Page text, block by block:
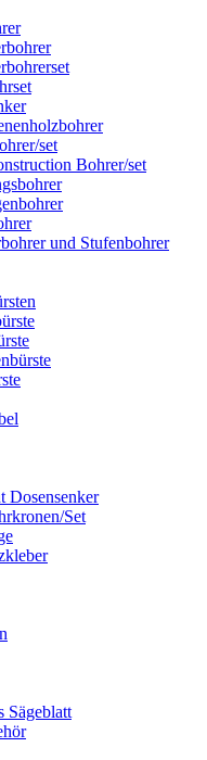
set
Bohrer/set
und Stufenbohrer
Dosensenker
Set
Sägeblatt